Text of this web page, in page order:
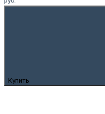
Купить